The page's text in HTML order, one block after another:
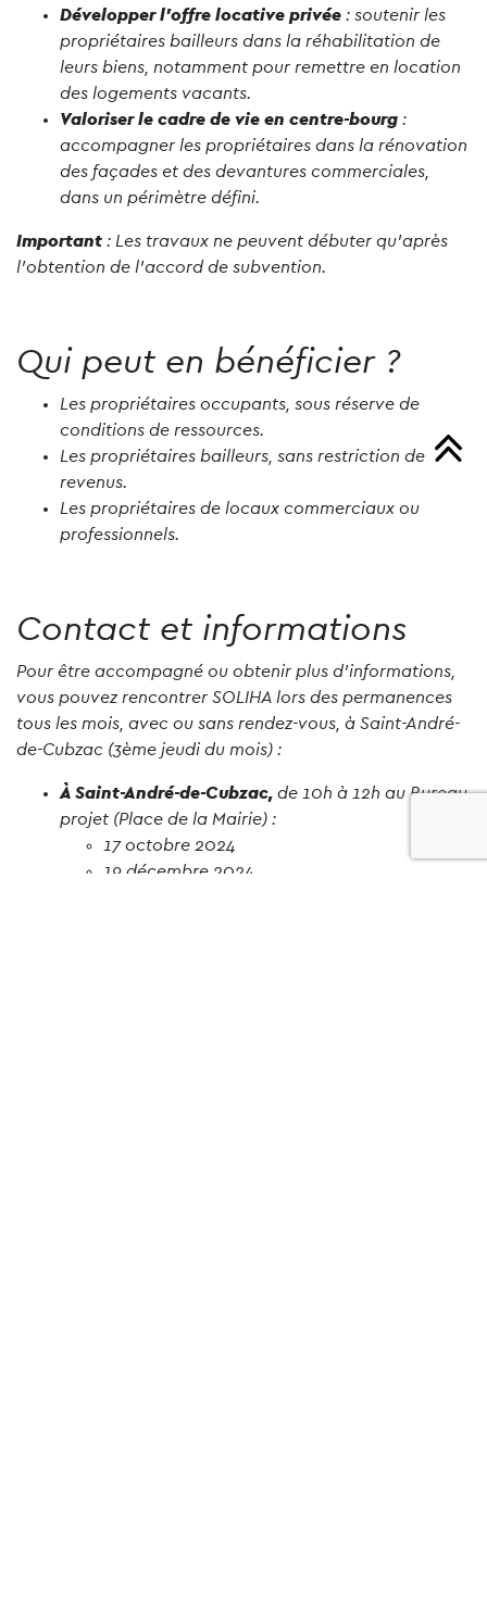
Développer l’offre locative privée : soutenir les
propriétaires bailleurs dans la réhabilitation de
leurs biens, notamment pour remettre en location
des logements vacants.
Valoriser le cadre de vie en centre-bourg :
accompagner les propriétaires dans la rénovation
des façades et des devantures commerciales,
dans un périmètre défini.
Important : Les travaux ne peuvent débuter qu’après
l’obtention de l’accord de subvention.
Qui peut en bénéficier ?
Les propriétaires occupants, sous réserve de
conditions de ressources.
Les propriétaires bailleurs, sans restriction de
revenus.
Les propriétaires de locaux commerciaux ou
professionnels.
Contact et informations
Pour être accompagné ou obtenir plus d’informations,
vous pouvez rencontrer SOLIHA lors des permanences
tous les mois, avec ou sans rendez-vous, à Saint-André-
de-Cubzac (3ème jeudi du mois) :
À Saint-André-de-Cubzac, de 10h à 12h au Bureau
projet (Place de la Mairie) :
17 octobre 2024
19 décembre 2024